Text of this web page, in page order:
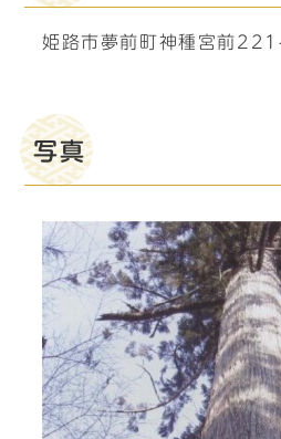
姫路市夢前町神種宮前
写真